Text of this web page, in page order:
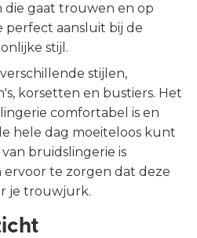
die gaat trouwen en op
perfect aansluit bij de
stijl.
stijlen,
korsetten en bustiers. Het
comfortabel is en
hele dag moeiteloos kunt
bruidslingerie is
ervoor te zorgen dat deze
je trouwjurk.